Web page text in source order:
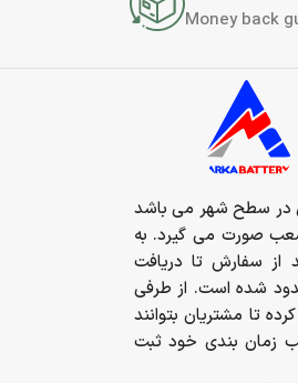
Money back
در سطح شهر می باشد
صورت می گیرد. به
سفارش تا دریافت
شده است. از طرفی
تا مشتریان بتوانند
زمان بندی خود ثبت